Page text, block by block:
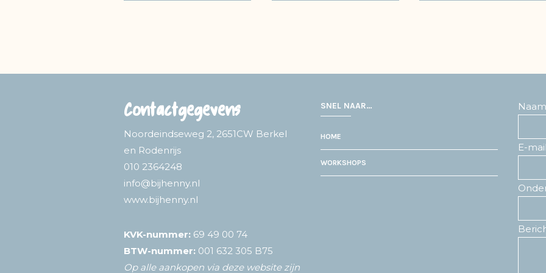
Contactgegevens
Noordeindseweg 2, 2651CW Berkel
en Rodenrijs
010 2364248
info@bijhenny.nl
www.bijhenny.nl
KVK-nummer: 69 49 00 74
BTW-nummer: 001 632 305 B75
Op alle aankopen via deze website zijn
SNEL NAAR…
HOME
WORKSHOPS
Naam
E-